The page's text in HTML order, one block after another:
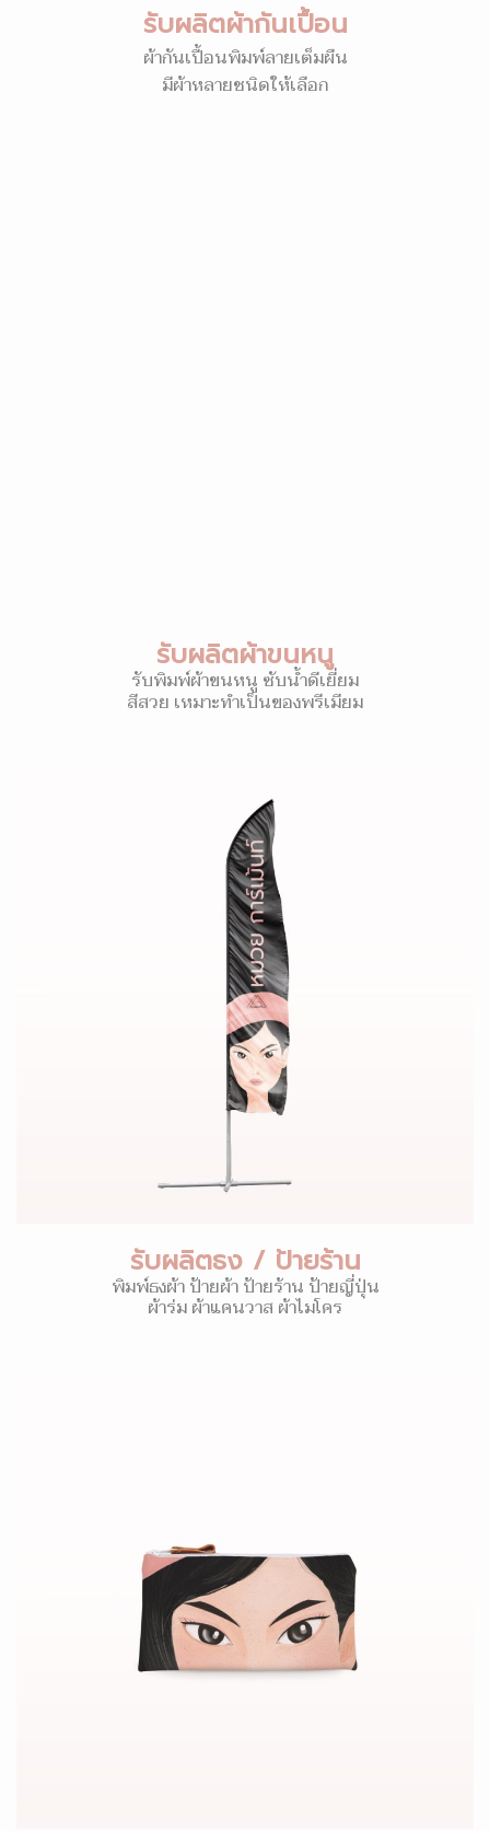
รับผลิตผ้ากันเปื้อน
ผ้ากันเปื้อนพิมพ์ลายเต็มผืน
มีผ้าหลายชนิดให้เลือก
รับผลิตผ้าขนหนู
รับพิมพ์ผ้าขนหนู ซับน้ำดีเยี่ยม
สีสวย เหมาะทำเป็นของพรีเมียม
รับผลิตธง / ป้ายร้าน
พิมพ์ธงผ้า ป้ายผ้า ป้ายร้าน ป้ายญี่ปุ่น
ผ้าร่ม ผ้าแคนวาส ผ้าไมโคร